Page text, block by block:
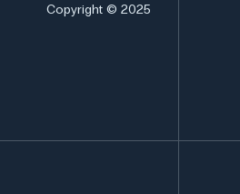
Copyright © 2025